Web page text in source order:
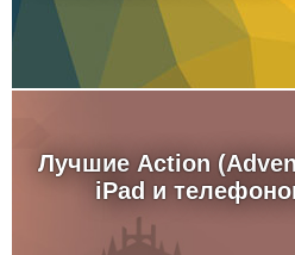
Лучшие Action
iPad и